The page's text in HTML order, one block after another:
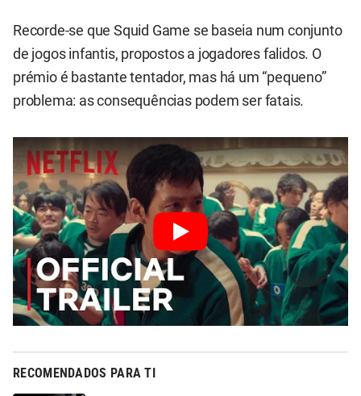
Recorde-se que Squid Game se baseia num conjunto
de jogos infantis, propostos a jogadores falidos. O
prémio é bastante tentador, mas há um “pequeno”
problema: as consequências podem ser fatais.
RECOMENDADOS PARA TI